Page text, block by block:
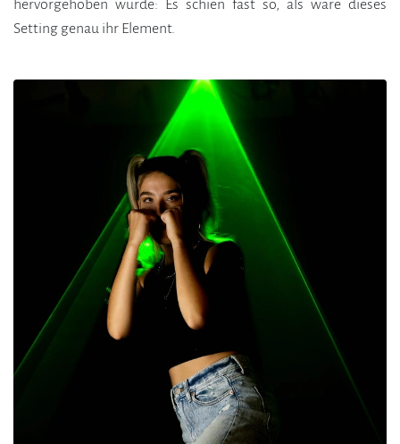
hervorgehoben wurde: Es schien fast so, als wäre dieses
Setting genau ihr Element.